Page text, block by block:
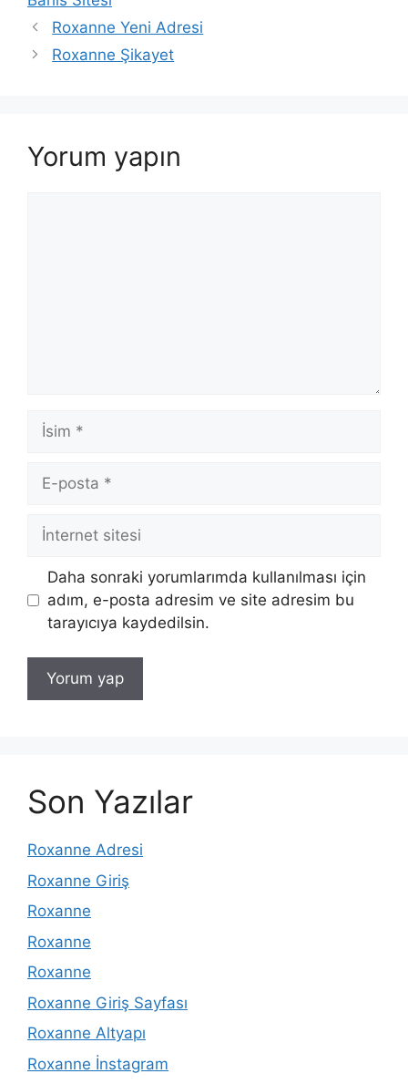
Roxanne Yeni Adresi
Roxanne Şikayet
Yorum yapın
İsim
posta
İnternet
sitesi
Daha sonraki yorumlarımda kullanılması için
adım, e-posta adresim ve site adresim bu
tarayıcıya kaydedilsin.
Son Yazılar
Roxanne Adresi
Roxanne Giriş
Roxanne
Roxanne
Roxanne
Roxanne Giriş Sayfası
Roxanne Altyapı
Roxanne İnstagram